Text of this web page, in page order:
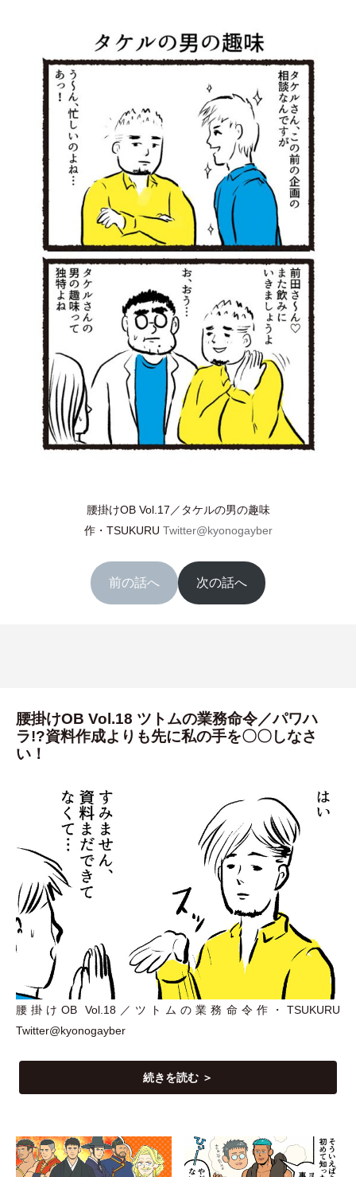
腰掛けOB Vol.17／タケルの男の趣味
作・ TSUKURU Twitter@kyonogayber
前の話へ 次の話へ
腰掛けOB Vol.18 ツトムの業務命令／パワハ
ラ!?資料作成よりも先に私の手を〇〇しなさ
い！
腰掛けOB Vol.18／ツトムの業務命令作 ・ TSUKURU
Twitter@kyonogayber
続きを読む ＞